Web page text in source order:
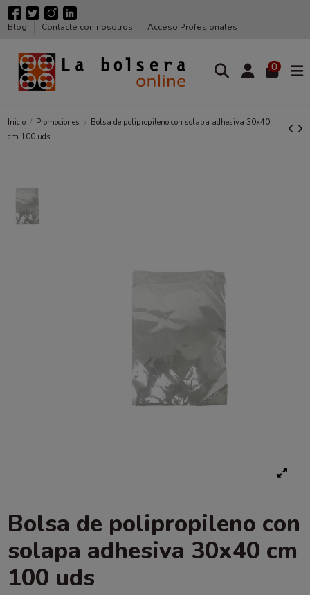
Blog Contacte con nosotros Acceso Profesionales
0
Inicio Promociones
Bolsa de polipropileno con solapa adhesiva 30x40
cm 100 uds
Bolsa de polipropileno con
solapa adhesiva 30x40 cm
100 uds